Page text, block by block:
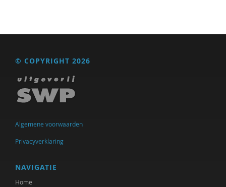
© COPYRIGHT 2026
Algemene voorwaarden
Privacyverklaring
NAVIGATIE
Home